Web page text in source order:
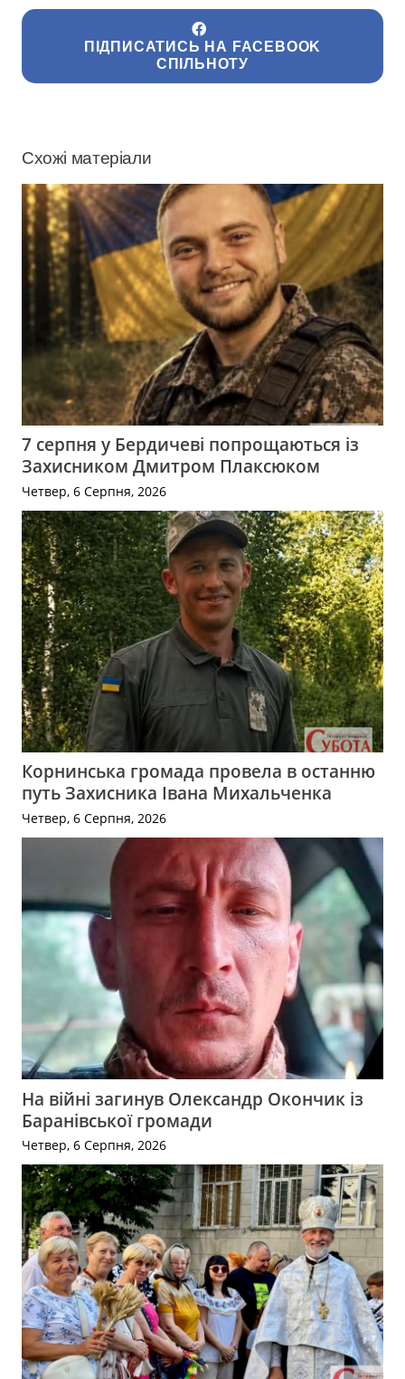
ПІДПИСАТИСЬ НА FACEBOOK
СПІЛЬНОТУ
Схожі матеріали
7 серпня у Бердичеві попрощаються із
Захисником Дмитром Плаксюком
Четвер, 6 Серпня, 2026
Корнинська громада провела в останню
путь Захисника Івана Михальченка
Четвер, 6 Серпня, 2026
На війні загинув Олександр Окончик із
Баранівської громади
Четвер, 6 Серпня, 2026